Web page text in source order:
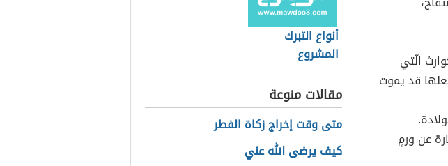
الّتي
قد يموت
عن ورمٍ
أنواع التبرك
المشروع
مقالات منوعة
متى وقت إخراج زكاة الفطر
كيف يرضى الله عني